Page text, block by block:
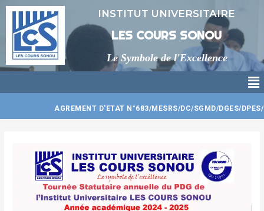
Aller
contenu
INSTITUT UNIVERSITAIRE
LES COURS SONOU
Le Symbole de l'Excellence
AGREMENT D'ETAT N°683/MESRS/DC/SGMD/DGES/DPES/
Navigation
de
l’article